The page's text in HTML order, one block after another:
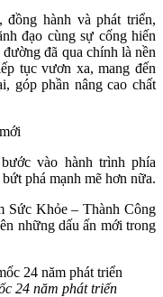
hành và phát triển,
đạo cùng sự cống hiến
đã qua chính là nền
tục vươn xa, mang đến
góp phần nâng cao chất
bước vào hành trình phía
phá mạnh mẽ hơn nữa.
Sức Khỏe – Thành Công
những dấu ấn mới trong
24 năm phát triển